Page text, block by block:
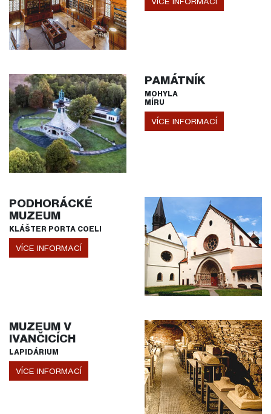
PAMÁTNÍK
MOHYLA
MÍRU
VÍCE INFORMACÍ
PODHORÁCKÉ
MUZEUM
KLÁŠTER PORTA COELI
VÍCE INFORMACÍ
MUZEUM V
IVANČICÍCH
LAPIDÁRIUM
VÍCE INFORMACÍ